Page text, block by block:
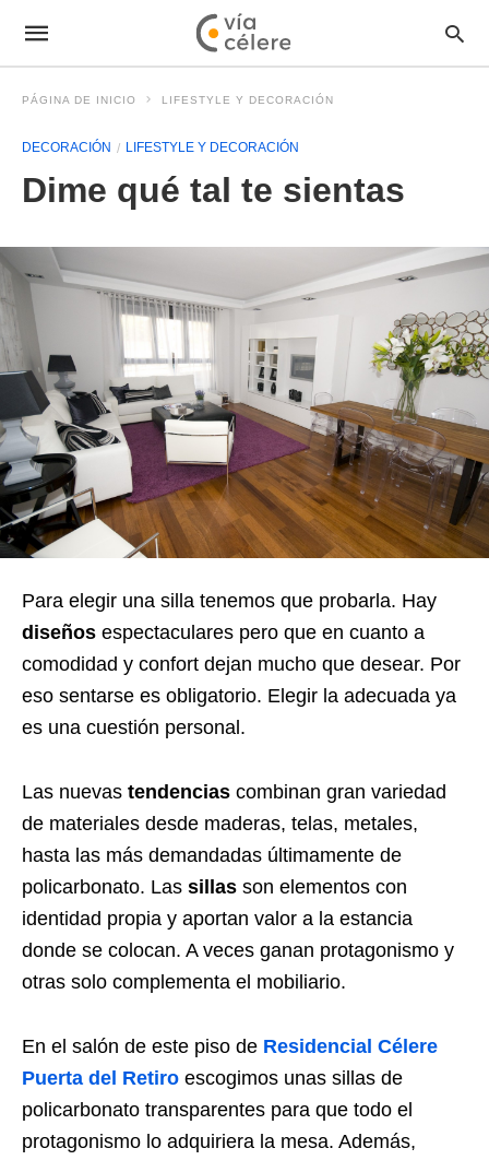
PÁGINA DE INICIO LIFESTYLE Y DECORACIÓN
DECORACIÓN LIFESTYLE Y DECORACIÓN
Dime qué tal te sientas
Para elegir una silla tenemos que probarla. Hay
diseños espectaculares pero que en cuanto a
comodidad y confort dejan mucho que desear. Por
eso sentarse es obligatorio. Elegir la adecuada ya
es una cuestión personal.
Las nuevas tendencias combinan gran variedad
de materiales desde maderas, telas, metales,
hasta las más demandadas últimamente de
policarbonato. Las sillas son elementos con
identidad propia y aportan valor a la estancia
donde se colocan. A veces ganan protagonismo y
otras solo complementa el mobiliario.
En el salón de este piso de Residencial Célere
Puerta del Retiro escogimos unas sillas de
policarbonato transparentes para que todo el
protagonismo lo adquiriera la mesa. Además,